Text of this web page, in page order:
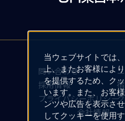
問い合わせ
採用情報
プライバシーポリシー
会社情報
当ウェブサイトでは
上、またお客様によ
を提供するため、ク
います。また、お客
ンツや広告を表示さ
してクッキーを使用